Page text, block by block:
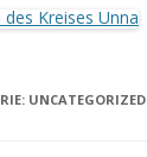
UNCATEGORIZED